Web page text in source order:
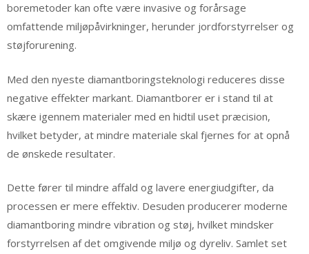
boremetoder kan ofte være invasive og forårsage
omfattende miljøpåvirkninger, herunder jordforstyrrelser og
støjforurening.
Med den nyeste diamantboringsteknologi reduceres disse
negative effekter markant. Diamantborer er i stand til at
skære igennem materialer med en hidtil uset præcision,
hvilket betyder, at mindre materiale skal fjernes for at opnå
de ønskede resultater.
Dette fører til mindre affald og lavere energiudgifter, da
processen er mere effektiv. Desuden producerer moderne
diamantboring mindre vibration og støj, hvilket mindsker
forstyrrelsen af det omgivende miljø og dyreliv. Samlet set